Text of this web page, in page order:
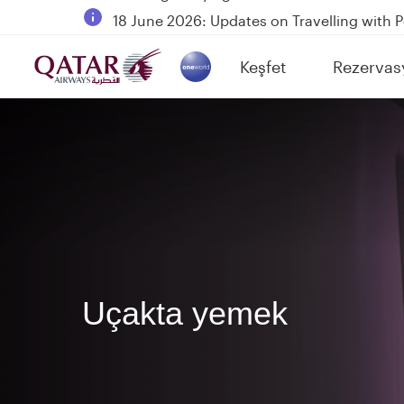
18 June 2026: Updates on Travelling with
6 August 2026: Qatar Airways flight
Qatar Airways Expands Global Network to
Keşfet
(active)
Uçakta yemek